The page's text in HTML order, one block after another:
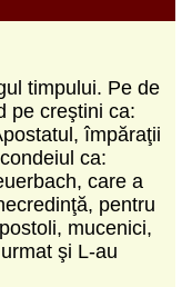
timpului. Pe de
pe creştini ca:
împăraţii
ca:
care a
pentru
mucenici,
şi L-au